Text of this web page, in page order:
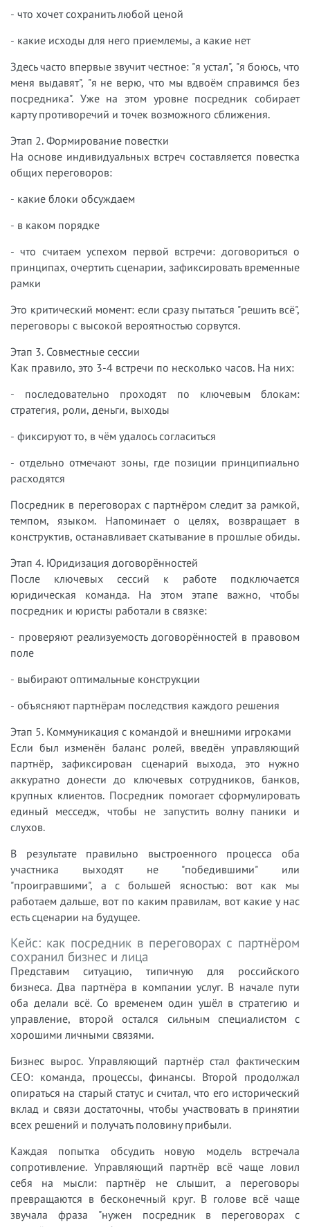
- что хочет сохранить любой ценой
- какие исходы для него приемлемы, а какие нет
Здесь часто впервые звучит честное: "я устал", "я боюсь, что
меня выдавят", "я не верю, что мы вдвоём справимся без
посредника". Уже на этом уровне посредник собирает
карту противоречий и точек возможного сближения.
Этап 2. Формирование повестки
На основе индивидуальных встреч составляется повестка
общих переговоров:
- какие блоки обсуждаем
- в каком порядке
- что считаем успехом первой встречи: договориться о
принципах, очертить сценарии, зафиксировать временные
рамки
Это критический момент: если сразу пытаться "решить всё",
переговоры с высокой вероятностью сорвутся.
Этап 3. Совместные сессии
Как правило, это 3-4 встречи по несколько часов. На них:
- последовательно проходят по ключевым блокам:
стратегия, роли, деньги, выходы
- фиксируют то, в чём удалось согласиться
- отдельно отмечают зоны, где позиции принципиально
расходятся
Посредник в переговорах с партнёром следит за рамкой,
темпом, языком. Напоминает о целях, возвращает в
конструктив, останавливает скатывание в прошлые обиды.
Этап 4. Юридизация договорённостей
После ключевых сессий к работе подключается
юридическая команда. На этом этапе важно, чтобы
посредник и юристы работали в связке:
- проверяют реализуемость договорённостей в правовом
поле
- выбирают оптимальные конструкции
- объясняют партнёрам последствия каждого решения
Этап 5. Коммуникация с командой и внешними игроками
Если был изменён баланс ролей, введён управляющий
партнёр, зафиксирован сценарий выхода, это нужно
аккуратно донести до ключевых сотрудников, банков,
крупных клиентов. Посредник помогает сформулировать
единый месседж, чтобы не запустить волну паники и
слухов.
В результате правильно выстроенного процесса оба
участника выходят не "победившими" или
"проигравшими", а с большей ясностью: вот как мы
работаем дальше, вот по каким правилам, вот какие у нас
есть сценарии на будущее.
Кейс: как посредник в переговорах с партнёром
сохранил бизнес и лица
Представим ситуацию, типичную для российского
бизнеса. Два партнёра в компании услуг. В начале пути
оба делали всё. Со временем один ушёл в стратегию и
управление, второй остался сильным специалистом с
хорошими личными связями.
Бизнес вырос. Управляющий партнёр стал фактическим
CEO: команда, процессы, финансы. Второй продолжал
опираться на старый статус и считал, что его исторический
вклад и связи достаточны, чтобы участвовать в принятии
всех решений и получать половину прибыли.
Каждая попытка обсудить новую модель встречала
сопротивление. Управляющий партнёр всё чаще ловил
себя на мысли: партнёр не слышит, а переговоры
превращаются в бесконечный круг. В голове всё чаще
звучала фраза "нужен посредник в переговорах с